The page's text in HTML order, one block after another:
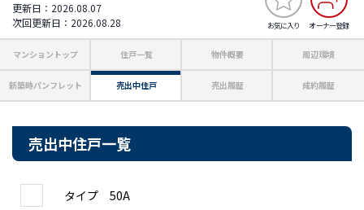
お気に入り オーナー登録
更新日：2026.08.07
次回更新日：2026.08.28
マンショントップ 住戸一覧 物件概要 周辺環境
新築時パンフレット 売出中住戸 売出履歴 成約履歴
売出中住戸一覧
タイプ 50A